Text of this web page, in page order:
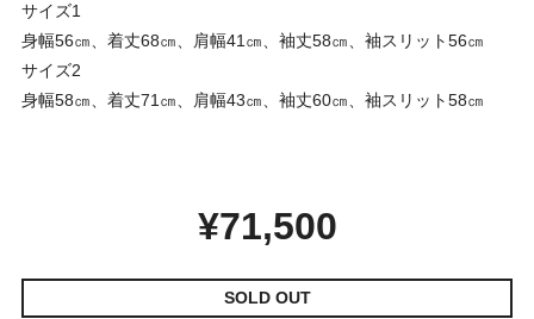
サイズ1
身幅56㎝、着丈68㎝、肩幅41㎝、袖丈58㎝、袖スリット56㎝
サイズ2
身幅58㎝、着丈71㎝、肩幅43㎝、袖丈60㎝、袖スリット58㎝
¥71,500
SOLD OUT